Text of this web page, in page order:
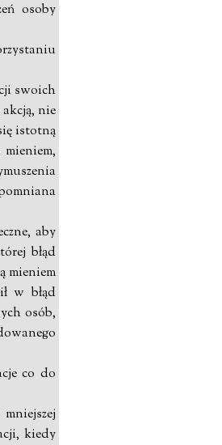
osoby
swoich
nie
istotną
aby
błąd
mieniem
w błąd
osób,
co do
kiedy